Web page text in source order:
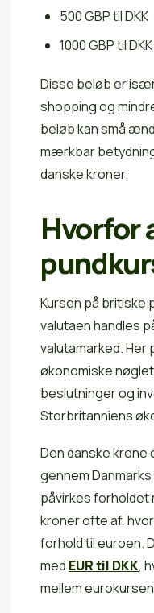
500 GBP til DKK
1000 GBP til DKK
Disse beløb er
shopping og
beløb kan små
mærkbar
danske kroner.
Hvorfor
Kursen på britiske
valutaen handles
valutamarked.
økonomiske
beslutninger og
Storbritanniens
Den danske
gennem
påvirkes forholdet
kroner ofte af,
forhold til euroen.
med EUR til DKK,
mellem